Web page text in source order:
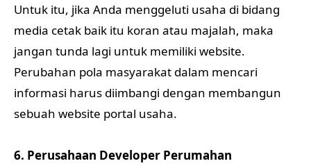
Untuk itu, jika Anda menggeluti usaha di bidang
media cetak baik itu koran atau majalah, maka
jangan tunda lagi untuk memiliki website.
Perubahan pola masyarakat dalam mencari
informasi harus diimbangi dengan membangun
sebuah website portal usaha.
6. Perusahaan Developer Perumahan